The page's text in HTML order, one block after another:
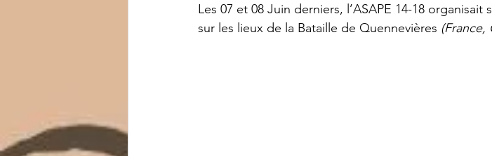
Les 07 et 08 Juin derniers, l’ASAPE 14-18
sur les lieux de la Bataille de Quennevières (France,